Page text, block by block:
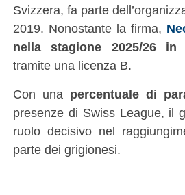
Svizzera, fa parte
2019. Nonostante la firma,
nella stagione 2025/26
tramite una licenza B.
Con una percentuale di
presenze di Swiss League, il
ruolo decisivo nel
parte dei grigionesi.